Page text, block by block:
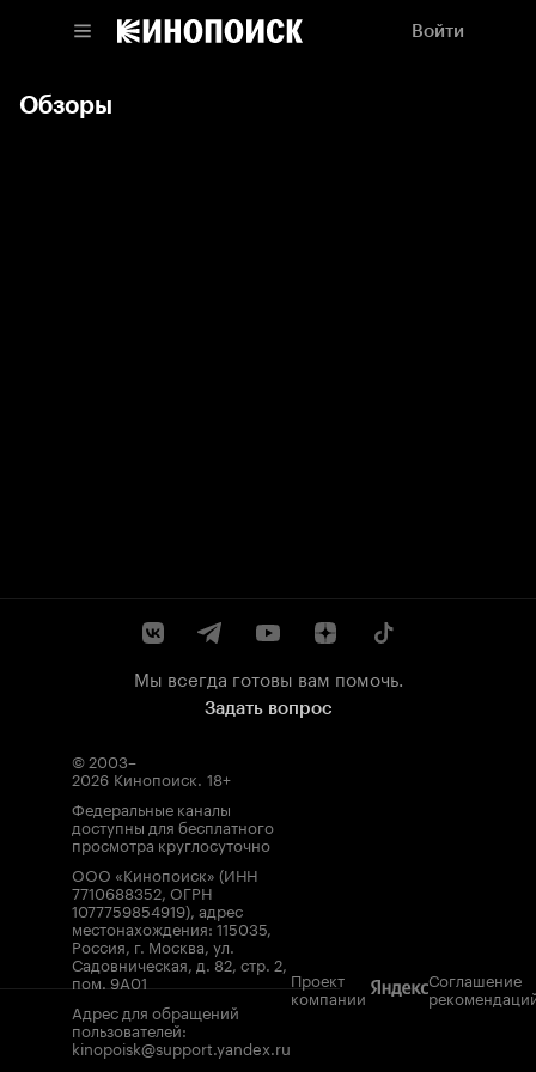
Войти
Обзоры
Мы всегда готовы вам помочь.
Задать вопрос
© 2003–
2026 Кинопоиск. 18+
Федеральные каналы
доступны для бесплатного
просмотра круглосуточно
ООО «Кинопоиск» (ИНН
7710688352, ОГРН
1077759854919), адрес
местонахождения: 115035,
Россия, г. Москва, ул.
Садовническая, д. 82, стр. 2,
пом. 9А01
Адрес для обращений
пользователей:
kinopoisk@support.yandex.ru
Проект
компании
Соглашение